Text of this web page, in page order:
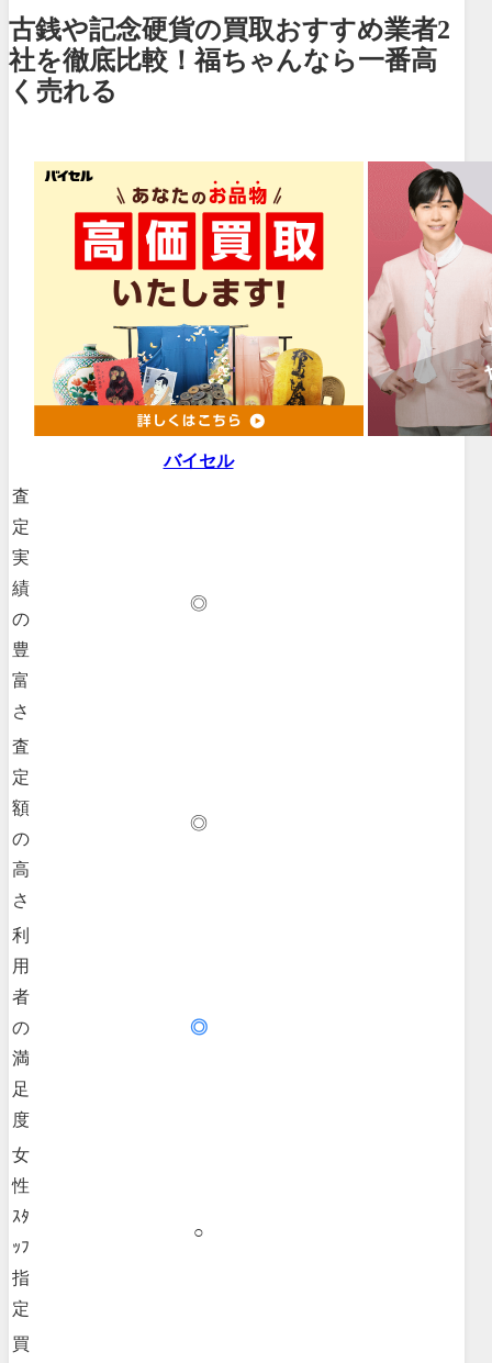
古銭や記念硬貨の買取おすすめ業者2
社を徹底比較！福ちゃんなら一番高
く売れる
バイセル
査
定
実
績
の
豊
富
さ
◎
査
定
額
の
高
さ
◎
利
用
者
の
満
足
度
◎
女
性
ｽﾀ
ｯﾌ
指
定
○
買